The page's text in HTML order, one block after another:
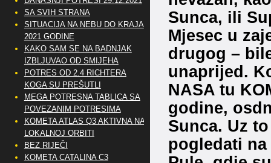
Sunca, ili
Mjesec u
drugog –
unaprijed.
NASA tu
godine,
Sunca. Uz
pogledati na
SA SVIH STRANA
SITUACIJA NA NEBU DO KRAJA
2021 GODINE
KAKO SAM SE NA BADNJAK
IZBLJUVAO OD SMIJEHA
POTRES OD 2.4 RICHTERA
KOGA SU PREŠUTLI
MEGA POTRESNA TABLICA SA
POVEZANIM POTRESIMA
KOMETA ATLAS Q3 AKTIVNA NA
LOKALNOJ ORBITI
BEZ RIJEČI
KOMETA CATALINA C3